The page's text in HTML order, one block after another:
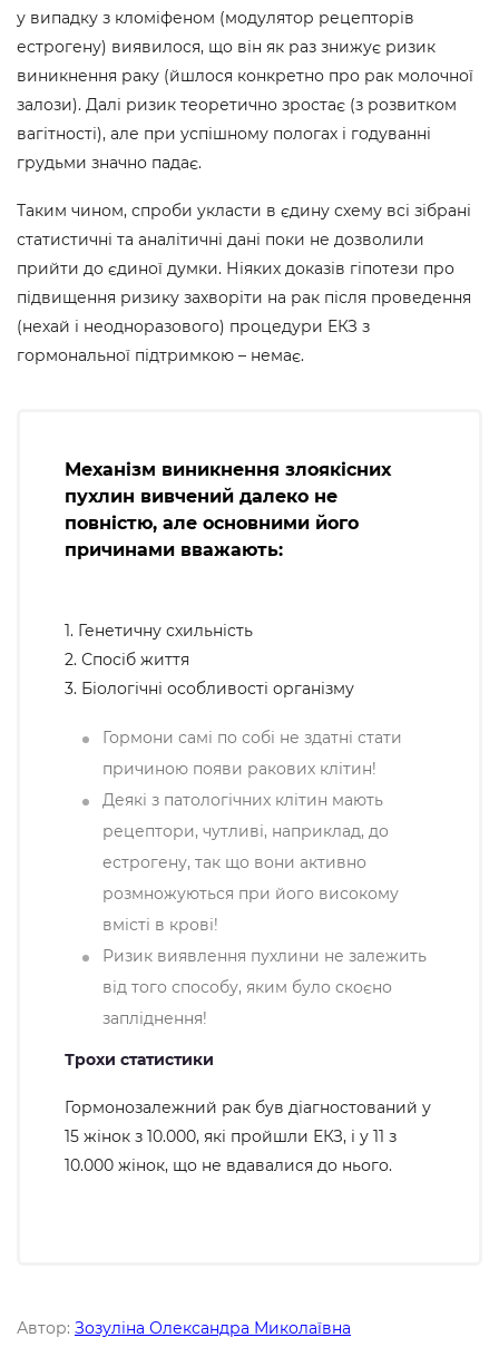
у випадку з кломіфеном (модулятор рецепторів
естрогену) виявилося, що він як раз знижує ризик
виникнення раку (йшлося конкретно про рак молочної
залози). Далі ризик теоретично зростає (з розвитком
вагітності), але при успішному пологах і годуванні
грудьми значно падає.
Таким чином, спроби укласти в єдину схему всі зібрані
статистичні та аналітичні дані поки не дозволили
прийти до єдиної думки. Ніяких доказів гіпотези про
підвищення ризику захворіти на рак після проведення
(нехай і неодноразового) процедури ЕКЗ з
гормональної підтримкою – немає.
Механізм виникнення злоякісних
пухлин вивчений далеко не
повністю, але основними його
причинами вважають:
1. Генетичну схильність
2. Спосіб життя
3. Біологічні особливості організму
Гормони самі по собі не здатні стати
причиною появи ракових клітин!
Деякі з патологічних клітин мають
рецептори, чутливі, наприклад, до
естрогену, так що вони активно
розмножуються при його високому
вмісті в крові!
Ризик виявлення пухлини не залежить
від того способу, яким було скоєно
запліднення!
Трохи статистики
Гормонозалежний рак був діагностований у
15 жінок з 10.000, які пройшли ЕКЗ, і у 11 з
10.000 жінок, що не вдавалися до нього.
Автор: Зозуліна Олександра Миколаївна